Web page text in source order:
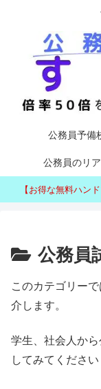
公務員予備
公務員のリ
【お得な無料ハン
公務員
このカテゴリー
介します。
学生、社会人か
してみてください